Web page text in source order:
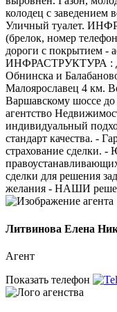
колодец с заведением
Уличный туалет.
(брелок, номер
дороги с покрытием
ИНФРАСТРУКТУРА :
Обнинска и
Малоярославец 4 км.
Варшавскому шоссе
агентство
индивидуальный
стандарт качества. -
страхование сделки. -
сделки для решения
желания - НАШИ
Литвинова Елена
Агент
Показать телефон